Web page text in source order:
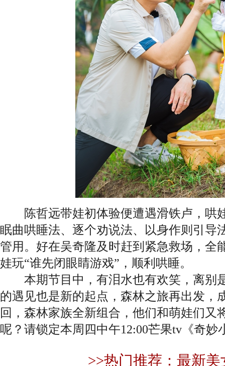
陈哲远带娃初体验便遭遇滑铁卢，哄
眠曲哄睡法、逐个劝说法、以身作则引导
管用。好在吴奇隆及时赶到紧急救场，全
娃玩“谁先闭眼睛游戏”，顺利哄睡。
本期节目中，有泪水也有欢笑，离别
的遇见也是新的起点，森林之旅再出发，
回，森林家族全新组合，他们和萌娃们又
呢？请锁定本周四中午12:00芒果tv《奇妙
>>热门推荐：最新美